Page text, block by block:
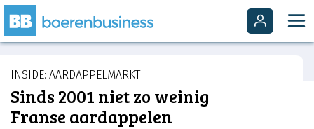
INSIDE: AARDAPPELMARKT
Sinds 2001 niet zo weinig
Franse aardappelen